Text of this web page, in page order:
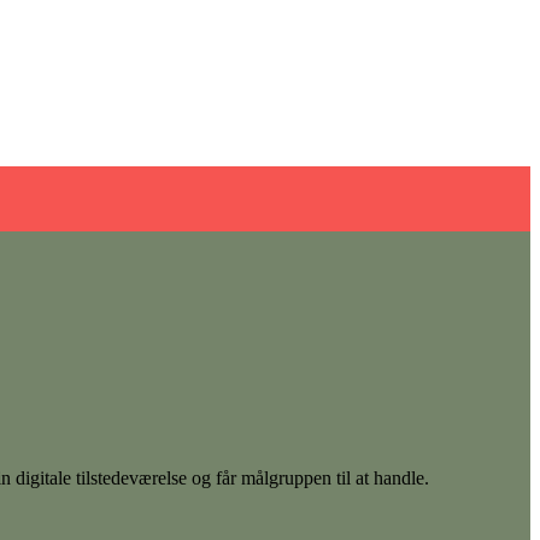
digitale tilstedeværelse og får målgruppen til at handle.